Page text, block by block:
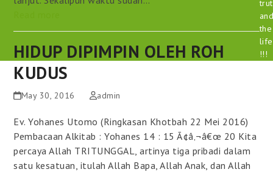
HIDUP DIPIMPIN OLEH ROH
KUDUS
May 30, 2016 admin
Ev. Yohanes Utomo (Ringkasan Khotbah 22 Mei 2016)
Pembacaan Alkitab : Yohanes 14 : 15 Ã¢â‚¬â€œ 20 Kita
percaya Allah TRITUNGGAL, artinya tiga pribadi dalam
satu kesatuan, itulah Allah Bapa, Allah Anak, dan Allah
the
life
!!!